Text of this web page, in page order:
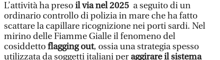
L’attività ha presoil via nel 2025 a seguito di un
ordinario controllo di polizia in mare che ha fatto
scattare la capillare ricognizione nei porti sardi. Nel
mirino delle Fiamme Gialle il fenomeno del
cosiddettoflagging out, ossia una strategia spesso
utilizzata da soggetti italiani per aggirare il sistema